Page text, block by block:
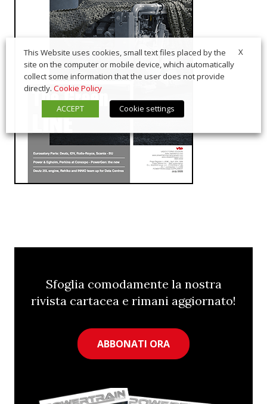
Sfoglia comodamente la nostra
rivista cartacea e rimani aggiornato!
ABBONATI ORA
X
This Website uses cookies, small text files placed by the
site on the computer or mobile device, which automatically
collect some information that the user does not provide
directly. Cookie Policy
ACCEPT
Cookie settings